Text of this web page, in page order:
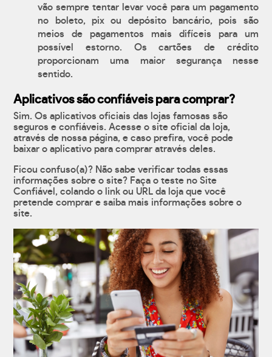
vão sempre tentar levar você para um pagamento
no boleto, pix ou depósito bancário, pois são
meios de pagamentos mais difíceis para um
possível estorno. Os cartões de crédito
proporcionam uma maior segurança nesse
sentido.
Aplicativos são confiáveis para comprar?
Sim. Os aplicativos oficiais das lojas famosas são
seguros e confiáveis. Acesse o site oficial da loja,
através de nossa página, e caso prefira, você pode
baixar o aplicativo para comprar através deles.
Ficou confuso(a)? Não sabe verificar todas essas
informações sobre o site? Faça o teste no Site
Confiável, colando o link ou URL da loja que você
pretende comprar e saiba mais informações sobre o
site.